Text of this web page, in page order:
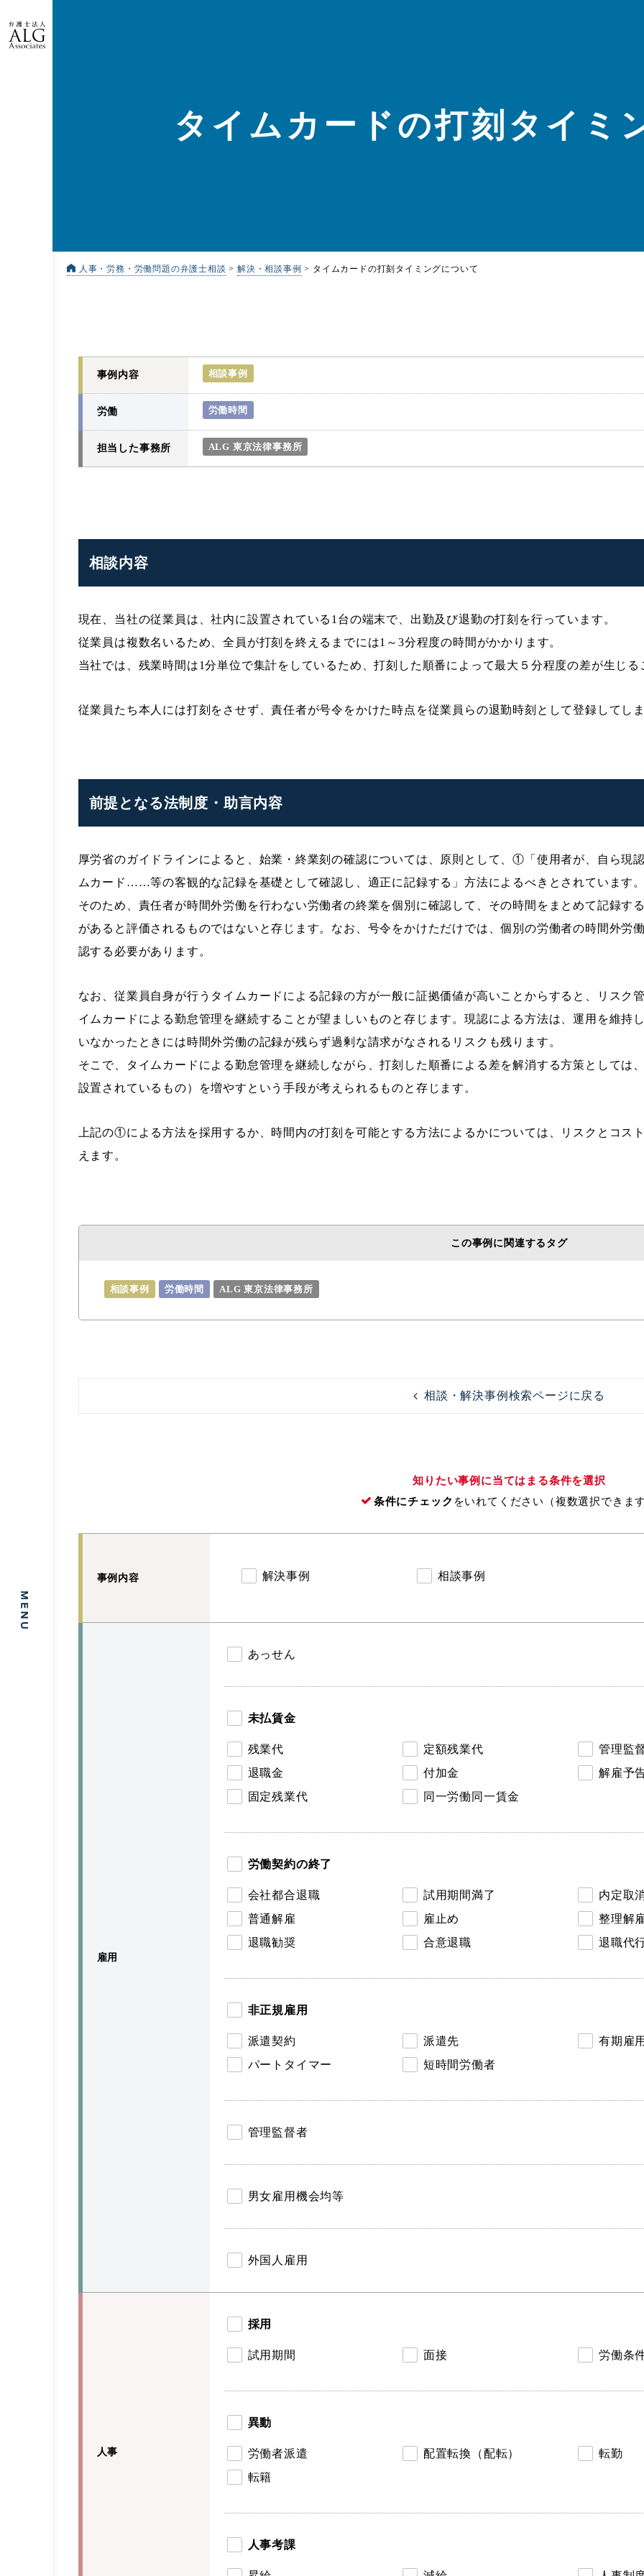
タイムカードの打刻タイミ
人事・労務・労働問題の弁護士相談 >解決・相談事例 > タイムカードの打刻タイミングについて
事例内容 相談事例
労働 労働時間
担当した事務所 ALG 東京法律事務所
相談内容
現在、当社の従業員は、社内に設置されている1台の端末で、出勤及び退勤の打刻を行っています。
従業員は複数名いるため、全員が打刻を終えるまでには1～3分程度の時間がかかります。
当社では、残業時間は1分単位で集計をしているため、打刻した順番によって最大５分程度の差が生じ
従業員たち本人には打刻をさせず、責任者が号令をかけた時点を従業員らの退勤時刻として登録してし
前提となる法制度・助言内容
厚労省のガイドラインによると、始業・終業刻の確認については、原則として、①「使用者が、自ら
ムカード……等の客観的な記録を基礎として確認し、適正に記録する」方法によるべきとされています
そのため、責任者が時間外労働を行わない労働者の終業を個別に確認して、その時間をまとめて記録
があると評価されるものではないと存じます。なお、号令をかけただけでは、個別の労働者の時間外労
認する必要があります。
なお、従業員自身が行うタイムカードによる記録の方が一般に証拠価値が高いことからすると、リスク
イムカードによる勤怠管理を継続することが望ましいものと存じます。現認による方法は、運用を維持
いなかったときには時間外労働の記録が残らず過剰な請求がなされるリスクも残ります。
そこで、タイムカードによる勤怠管理を継続しながら、打刻した順番による差を解消する方策としては
設置されているもの）を増やすという手段が考えられるものと存じます。
上記の①による方法を採用するか、時間内の打刻を可能とする方法によるかについては、リスクとコス
えます。
この事例に関連するタグ
相談事例 労働時間 ALG 東京法律事務所
相談・解決事例検索ページに戻る
知りたい事例に当てはまる条件を選択
条件にチェック をいれてください（複数選択できま
事例内容 解決事例 相談事例
雇用
あっせん
未払賃金
残業代 定額残業代
管理監
退職金
付加金
解雇予
固定残業代
同一労働同一賃金
労働契約の終了
会社都合退職 試用期間満了
内定取
普通解雇
雇止め
整理解
退職勧奨
合意退職 退職代
非正規雇用
派遣契約 派遣先
有期雇
パートタイマー
短時間労働者
管理監督者
男女雇用機会均等
外国人雇用
人事
採用
試用期間 面接 労働条
異動
労働者派遣 配置転換（配転）
転勤
転籍
人事考課